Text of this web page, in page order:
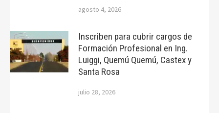
agosto 4, 2026
Inscriben para cubrir cargos de
Formación Profesional en Ing.
Luiggi, Quemú Quemú, Castex y
Santa Rosa
julio 28, 2026